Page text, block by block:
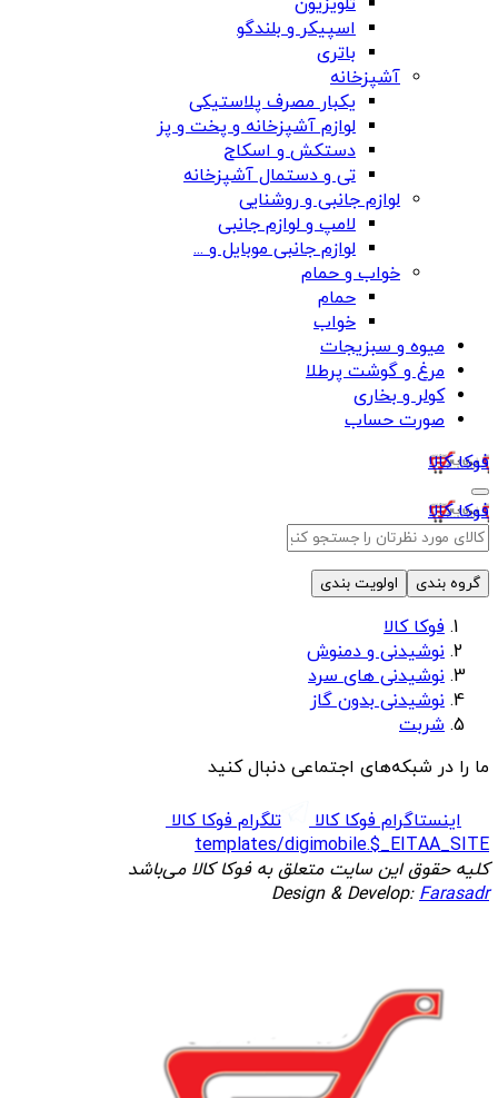
اسپیکر و بلندگو
باتری
آشپزخانه
یکبار مصرف پلاستیکی
لوازم آشپزخانه و پخت و پز
دستکش و اسکاج
تی و دستمال آشپزخانه
لوازم جانبی و روشنایی
لامپ و لوازم جانبی
لوازم جانبی موبایل و ...
خواب و حمام
حمام
خواب
میوه و سبزیجات
مرغ و گوشت پرطلا
کولر و بخاری
صورت حساب
فوکا کالا
فوکا کالا
گروه بندی اولویت بندی
فوکا کالا
نوشیدنی و دمنوش
نوشیدنی های سرد
نوشیدنی بدون گاز
شربت
ما را در شبکه‌های اجتماعی دنبال کنید
اینستاگرام فوکا کالا
تلگرام فوکا کالا
templates/digimobile.$_EITAA_SITE
کلیه حقوق این سایت متعلق به فوکا کالا می‌باشد
Design & Develop:Farasadr